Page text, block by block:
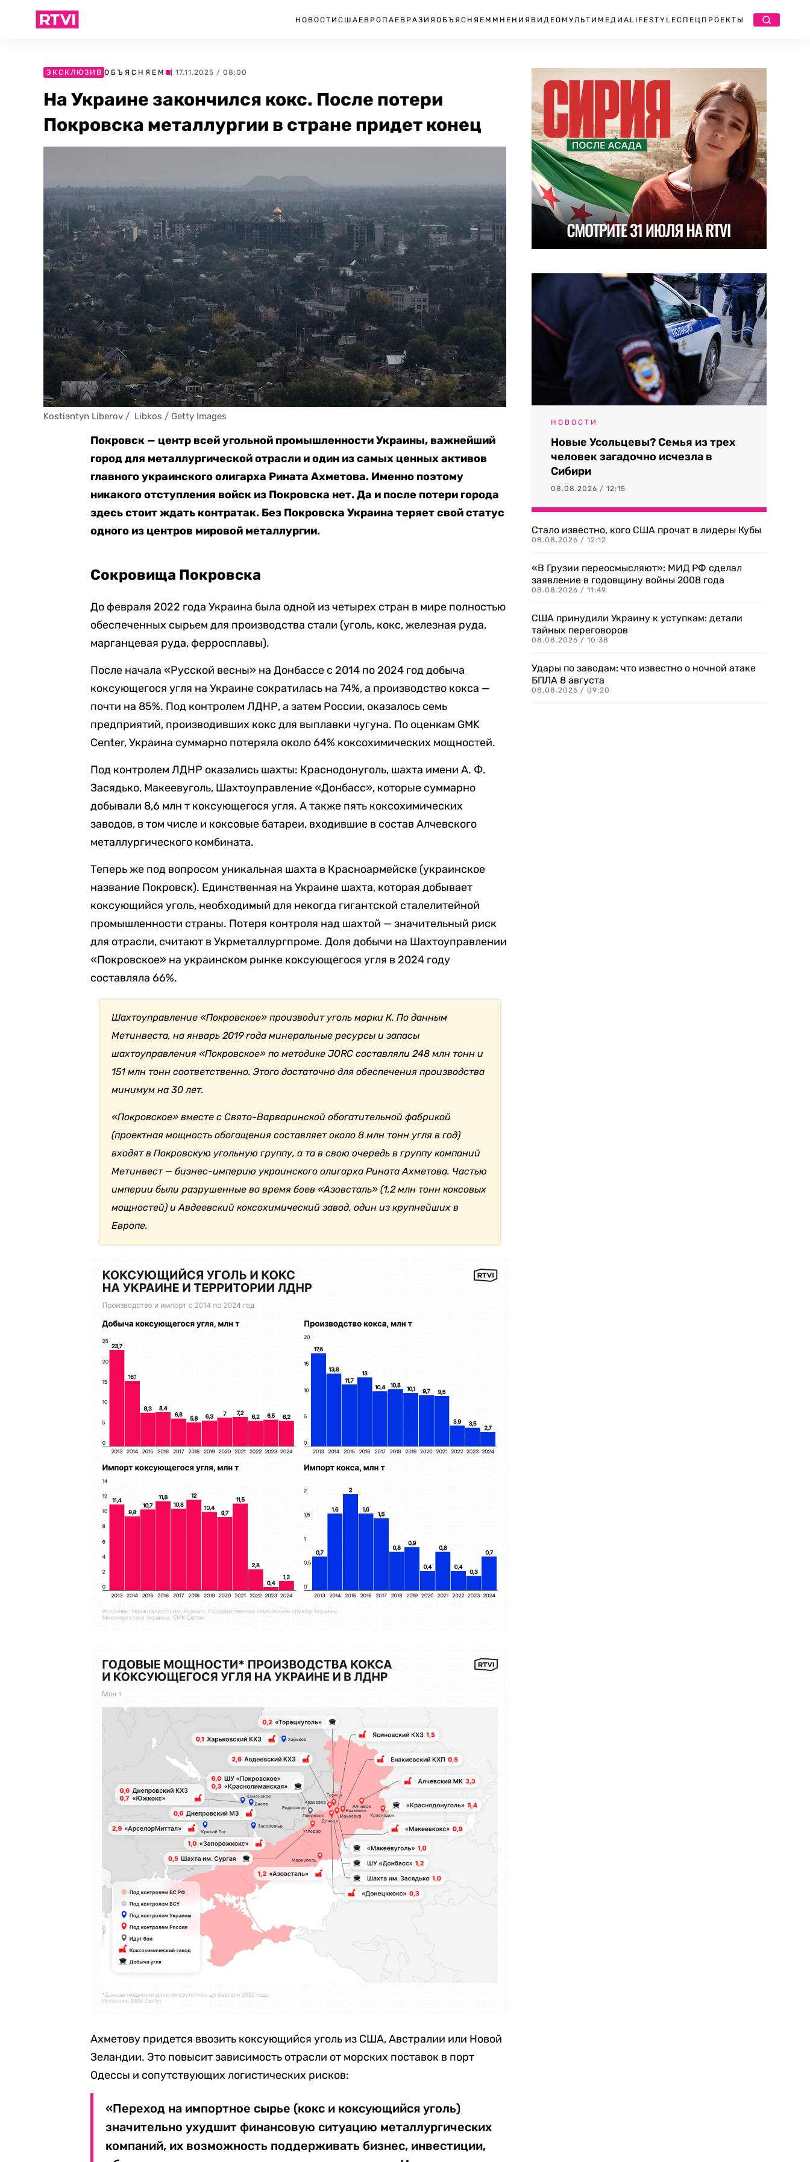
НОВОСТИ США ЕВРОПА ЕВРАЗИЯ ОБЪЯСНЯЕМ МНЕНИЯ ВИДЕО МУЛЬТИМЕДИА LIFESTYLEСПЕЦПРОЕКТЫ
ЭКСКЛЮЗИВ ОБЪЯСНЯЕМ | 17.11.2025 / 08:00
На Украине закончился кокс. После потери
Покровска металлургии в стране придет конец
Kostiantyn Liberov /  Libkos / Getty Images
Покровск — центр всей угольной промышленности Украины, важнейший
город для металлургической отрасли и один из самых ценных активов
главного украинского олигарха Рината Ахметова. Именно поэтому
никакого отступления войск из Покровска нет. Да и после потери города
здесь стоит ждать контратак. Без Покровска Украина теряет свой статус
одного из центров мировой металлургии.
Сокровища Покровска
До февраля 2022 года Украина была одной из четырех стран в мире полностью
обеспеченных сырьем для производства стали (уголь, кокс, железная руда,
марганцевая руда, ферросплавы).
После начала «Русской весны» на Донбассе с 2014 по 2024 год добыча
коксующегося угля на Украине сократилась на 74%, а производство кокса —
почти на 85%. Под контролем ЛДНР, а затем России, оказалось семь
предприятий, производивших кокс для выплавки чугуна. По оценкам GMK
Center, Украина суммарно потеряла около 64% коксохимических мощностей.
Под контролем ЛДНР оказались шахты: Краснодонуголь, шахта имени А. Ф.
Засядько, Макеевуголь, Шахтоуправление «Донбасс», которые суммарно
добывали 8,6 млн т коксующегося угля. А также пять коксохимических
заводов, в том числе и коксовые батареи, входившие в состав Алчевского
металлургического комбината.
Теперь же под вопросом уникальная шахта в Красноармейске (украинское
название Покровск). Единственная на Украине шахта, которая добывает
коксующийся уголь, необходимый для некогда гигантской сталелитейной
промышленности страны. Потеря контроля над шахтой — значительный риск
для отрасли, считают в Укрметаллургпроме. Доля добычи на Шахтоуправлении
«Покровское» на украинском рынке коксующегося угля в 2024 году
составляла 66%.
Шахтоуправление «Покровское» производит уголь марки К. По данным
Метинвеста, на январь 2019 года минеральные ресурсы и запасы
шахтоуправления «Покровское» по методике JORC составляли 248 млн тонн и
151 млн тонн соответственно. Этого достаточно для обеспечения производства
минимум на 30 лет.
«Покровское» вместе с Свято-Варваринской обогатительной фабрикой
(проектная мощность обогащения составляет около 8 млн тонн угля в год)
входят в Покровскую угольную группу, а та в свою очередь в группу компаний
Метинвест — бизнес-империю украинского олигарха Рината Ахметова. Частью
империи были разрушенные во время боев «Азовсталь» (1,2 млн тонн коксовых
мощностей) и Авдеевский коксохимический завод, один из крупнейших в
Европе.
Ахметову придется ввозить коксующийся уголь из США, Австралии или Новой
Зеландии. Это повысит зависимость отрасли от морских поставок в порт
Одессы и сопутствующих логистических рисков:
«Переход на импортное сырье (кокс и коксующийся уголь)
значительно ухудшит финансовую ситуацию металлургических
компаний, их возможность поддерживать бизнес, инвестиции,
НОВОСТИ
Новые Усольцевы? Семья из трех
человек загадочно исчезла в
Сибири
08.08.2026 / 12:15
Стало известно, кого США прочат в лидеры Кубы
08.08.2026 / 12:12
«В Грузии переосмысляют»: МИД РФ сделал
заявление в годовщину войны 2008 года
08.08.2026 / 11:49
США принудили Украину к уступкам: детали
тайных переговоров
08.08.2026 / 10:38
Удары по заводам: что известно о ночной атаке
БПЛА 8 августа
08.08.2026 / 09:20